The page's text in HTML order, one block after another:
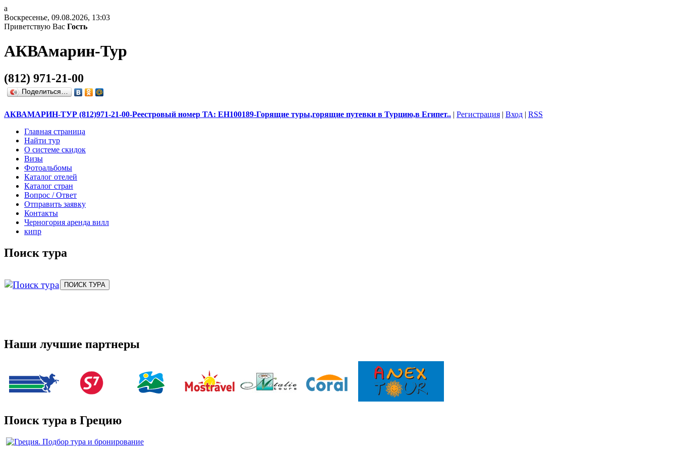
a
Воскресенье, 09.08.2026, 13:03
Приветствую Вас Гость
АКВАмарин-Тур
(812) 971-21-00
Поделиться…
АКВАМАРИН-ТУР (812)971-21-00-Реестровый номер ТА: ЕН100189-Горящие туры,горящие путевки в Турцию,в Египет.. | Регистрация | Вход | RSS
Главная страница
Найти тур
О системе скидок
Визы
Фотоальбомы
Каталог отелей
Каталог стран
Вопрос / Ответ
Отправить заявку
Контакты
Черногория аренда вилл
кипр
Поиск тура
Наши лучшие партнеры
Поиск тура в Грецию